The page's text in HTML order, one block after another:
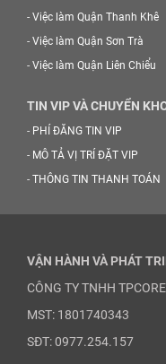
- Việc làm Quận Thanh Khê
- Việc làm Quận Sơn Trà
- Việc làm Quận Liên Chiểu
TIN VIP VÀ CHUYỂN
- PHÍ ĐĂNG TIN VIP
- MÔ TẢ VỊ TRÍ ĐẶT VIP
- THÔNG TIN THANH TOÁN
VẬN HÀNH VÀ PHÁT
CÔNG TY TNHH TPCORE
MST: 1801740343
SĐT: 0977.254.157